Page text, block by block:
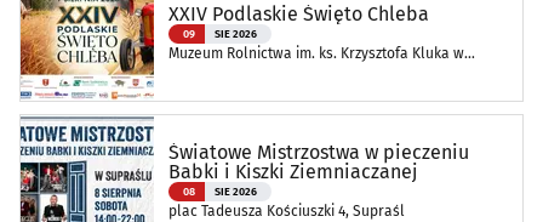
XXIV Podlaskie Święto Chleba
09 SIE 2026
Muzeum Rolnictwa im. ks. Krzysztofa Kluka w
Światowe Mistrzostwa w pieczeniu
Babki i Kiszki Ziemniaczanej
08 SIE 2026
plac Tadeusza Kościuszki 4, Supraśl